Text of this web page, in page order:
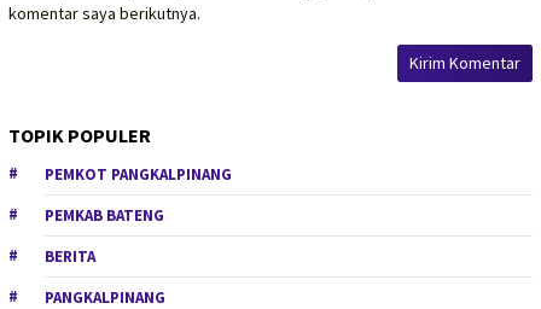
komentar saya berikutnya.
TOPIK POPULER
PEMKOT PANGKALPINANG
PEMKAB BATENG
BERITA
PANGKALPINANG